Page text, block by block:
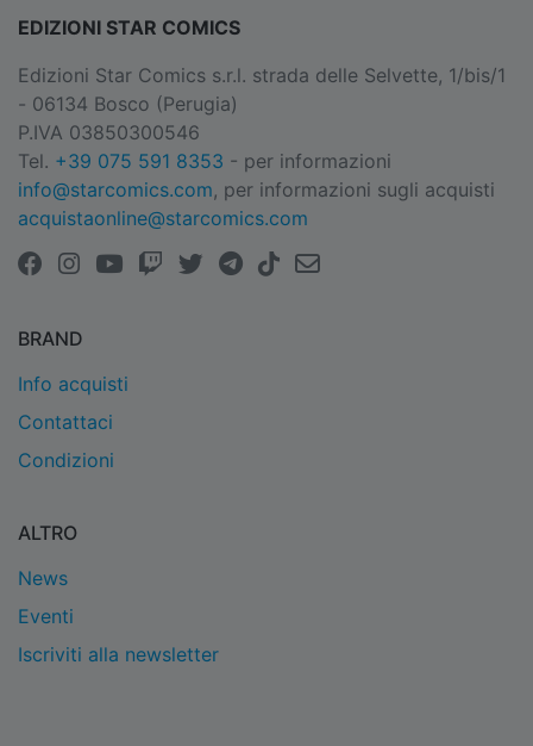
EDIZIONI STAR COMICS
Edizioni Star Comics s.r.l. strada delle Selvette, 1/bis/1
- 06134 Bosco (Perugia)
P.IVA 03850300546
Tel. +39 075 591 8353 - per informazioni
info@starcomics.com, per informazioni sugli acquisti
acquistaonline@starcomics.com
BRAND
Info acquisti
Contattaci
Condizioni
ALTRO
News
Eventi
Iscriviti alla newsletter